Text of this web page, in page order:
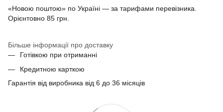
«Новою поштою» по Україні — за тарифами перевізника.
Орієнтовно 85 грн.
Більше інформації про доставку
Готівкою при отриманні
Кредитною карткою
Гарантія від виробника від 6 до 36 місяців